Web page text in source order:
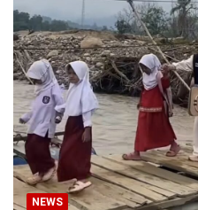
NEWS